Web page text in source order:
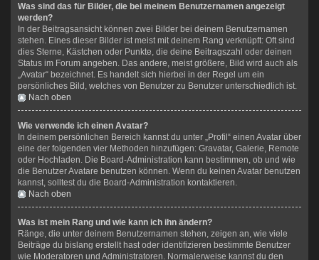
Was sind das für Bilder, die bei meinem Benutzernamen angezeigt
werden?
In der Beitragsansicht können zwei Bilder bei deinem Benutzernamen
stehen. Eines dieser Bilder ist meist mit deinem Rang verknüpft: Oft sind
dies Sterne, Kästchen oder Punkte, die deine Beitragszahl oder deinen
Status im Forum angeben. Das andere, meist größere, Bild wird auch als
„Avatar“ bezeichnet. Es handelt sich hierbei in der Regel um ein
persönliches Bild, welches von Benutzer zu Benutzer unterschiedlich ist.
Nach oben
Wie verwende ich einen Avatar?
In deinem persönlichen Bereich kannst du unter „Profil“ einen Avatar über
eine der folgenden vier Methoden hinzufügen: Gravatar, Galerie, Remote
oder Hochladen. Die Board-Administration kann bestimmen, ob und wie
die Benutzer Avatare benutzen können. Wenn du keinen Avatar benutzen
kannst, solltest du die Board-Administration kontaktieren.
Nach oben
Was ist mein Rang und wie kann ich ihn ändern?
Ränge, die unter deinem Benutzernamen stehen, zeigen an, wie viele
Beiträge du bislang erstellt hast oder identifizieren bestimmte Benutzer
wie Moderatoren und Administratoren. Normalerweise kannst du den